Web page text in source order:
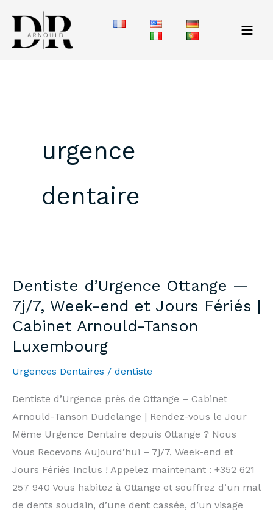
contenu
urgence
dentaire
Dentiste d’Urgence Ottange —
7j/7, Week-end et Jours Fériés |
Cabinet Arnould-Tanson
Luxembourg
Urgences Dentaires / dentiste
Dentiste d’Urgence près de Ottange – Cabinet
Arnould-Tanson Dudelange | Rendez-vous le Jour
Même Urgence Dentaire depuis Ottange ? Nous
Vous Recevons Aujourd’hui – 7j/7, Week-end et
Jours Fériés Inclus ! Appelez maintenant : +352 621
257 940 Vous habitez à Ottange et souffrez d’un mal
de dents soudain, d’une dent cassée, d’un visage